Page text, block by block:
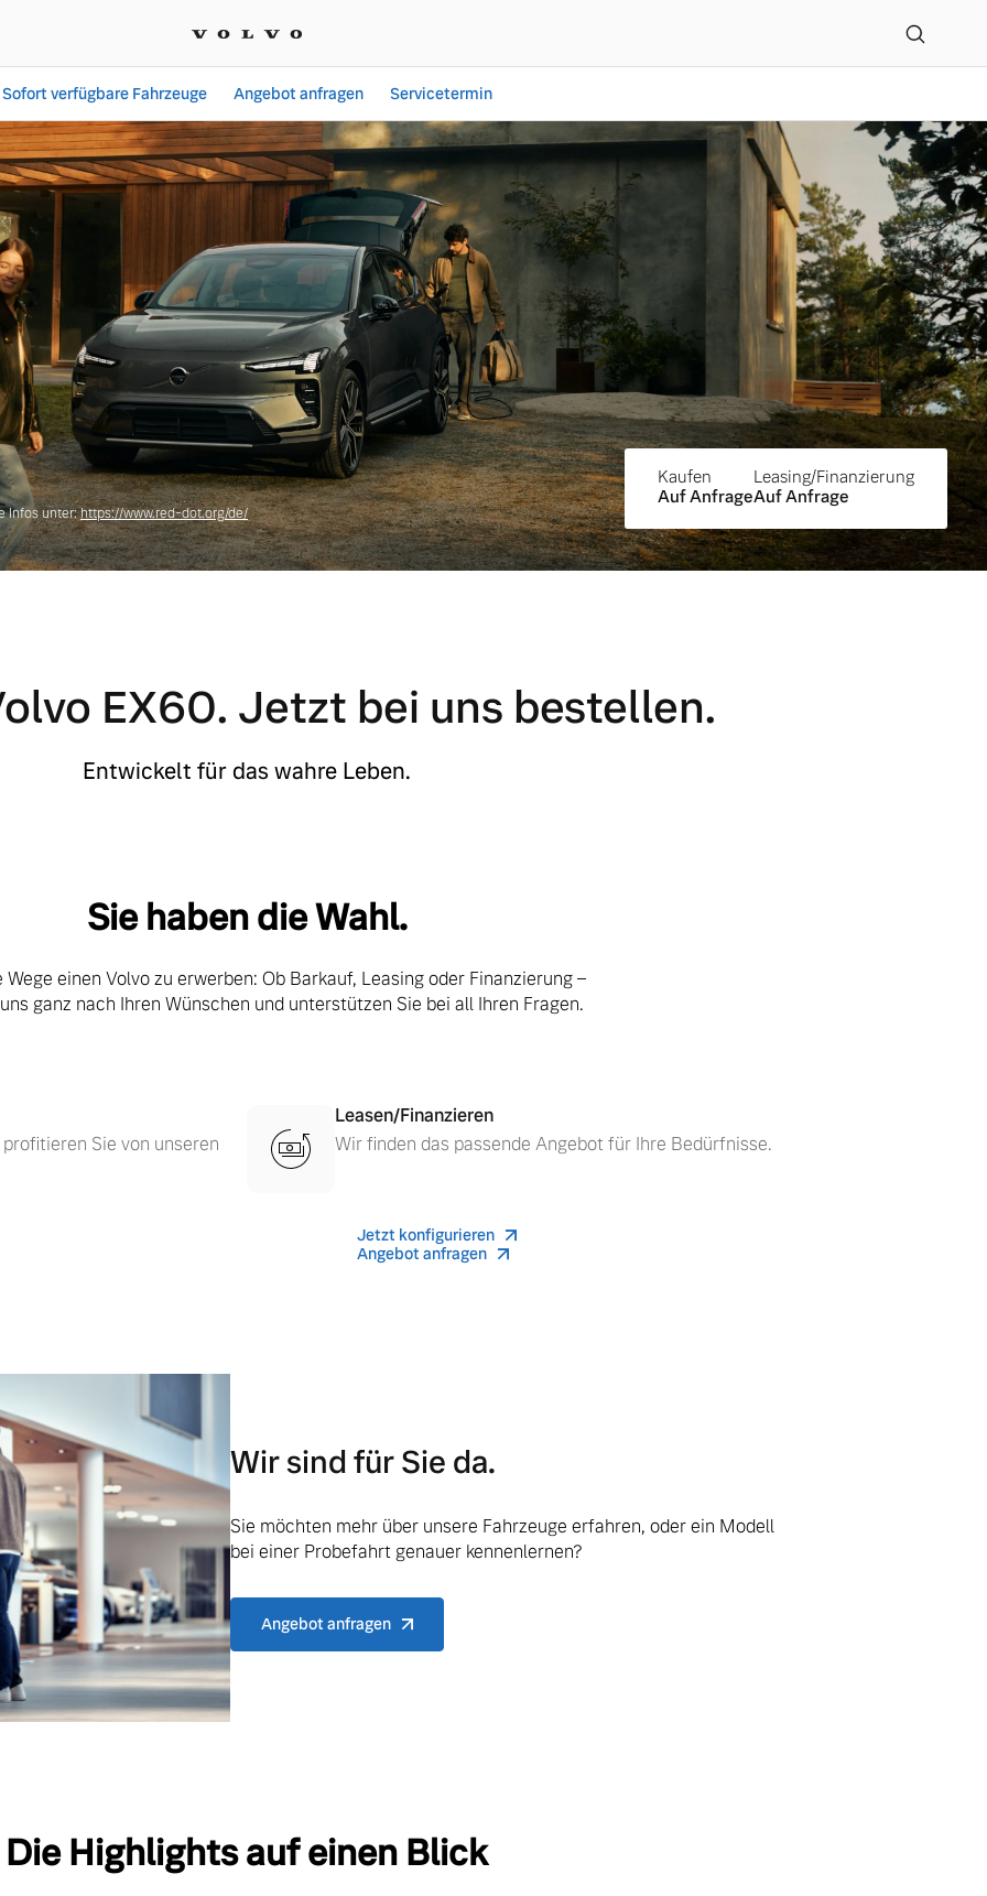
bei Volker Möhler GmbH in Bremen-
Sofort verfügbare Fahrzeuge Angebot anfragen Servicetermin
Original Volvo Winter- und Sommer Kompletträder.
Infos unter:https://www.red-dot.org/de/
Kaufen
Auf Anfrage
Leasing/Finanzierung
Auf Anfrage
EX60. Jetzt bei uns bestellen.
Entwickelt für das wahre Leben.
Sie haben die Wahl.
Wege einen Volvo zu erwerben: Ob Barkauf, Leasing oder Finanzierung –
ganz nach Ihren Wünschen und unterstützen Sie bei all Ihren Fragen.
Sie von unseren
Leasen/Finanzieren
Wir finden das passende Angebot für Ihre Bedürfnisse.
Jetzt konfigurieren
Angebot anfragen
Wir sind für Sie da.
Sie möchten mehr über unsere Fahrzeuge erfahren, oder ein Modell
bei einer Probefahrt genauer kennenlernen?
Angebot anfragen
Die Highlights auf einen Blick